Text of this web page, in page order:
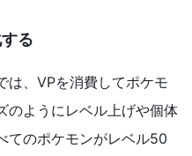
る
は、VPを消費してポケモ
のようにレベル上げや個体
てのポケモンがレベル50